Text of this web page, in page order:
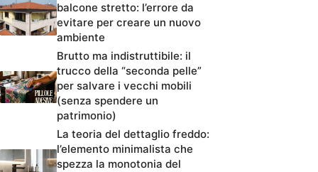
balcone stretto: l’errore da
evitare per creare un nuovo
ambiente
Brutto ma indistruttibile: il
trucco della “seconda pelle”
per salvare i vecchi mobili
(senza spendere un
patrimonio)
La teoria del dettaglio freddo:
l’elemento minimalista che
spezza la monotonia del